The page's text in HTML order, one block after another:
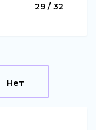
29 / 32
Нет